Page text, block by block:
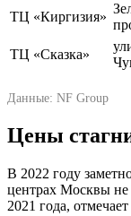
ТЦ «Киргизия»
ТЦ «Сказка»
Данные: NF Group
Цены
В 2022 году
центрах Москвы не
2021 года,